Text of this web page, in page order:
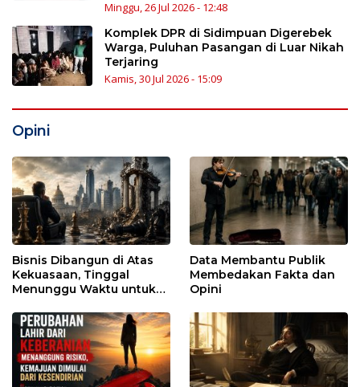
Minggu, 26 Jul 2026 - 12:48
Komplek DPR di Sidimpuan Digerebek
Warga, Puluhan Pasangan di Luar Nikah
Terjaring
Kamis, 30 Jul 2026 - 15:09
Opini
Bisnis Dibangun di Atas
Kekuasaan, Tinggal
Menunggu Waktu untuk
Data Membantu Publik
Membedakan Fakta dan
Opini